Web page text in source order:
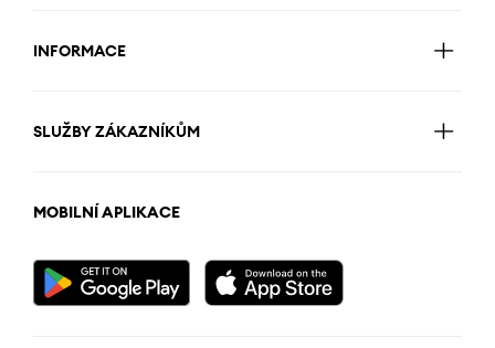
INFORMACE
SLUŽBY ZÁKAZNÍKŮM
MOBILNÍ APLIKACE